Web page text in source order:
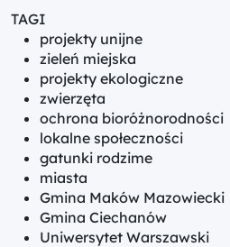
TAGI
projekty unijne
zieleń miejska
projekty ekologiczne
zwierzęta
ochrona bioróżnorodności
lokalne społeczności
gatunki rodzime
miasta
Gmina Maków Mazowiecki
Gmina Ciechanów
Uniwersytet Warszawski